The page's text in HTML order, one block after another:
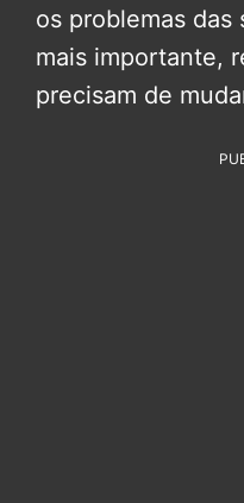
os problemas das
mais importante,
precisam de